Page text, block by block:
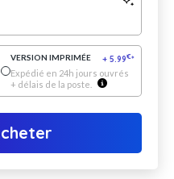
VERSION IMPRIMÉE + 5.99€*
Expédié en 24h jours ouvrés
+ délais de la poste.